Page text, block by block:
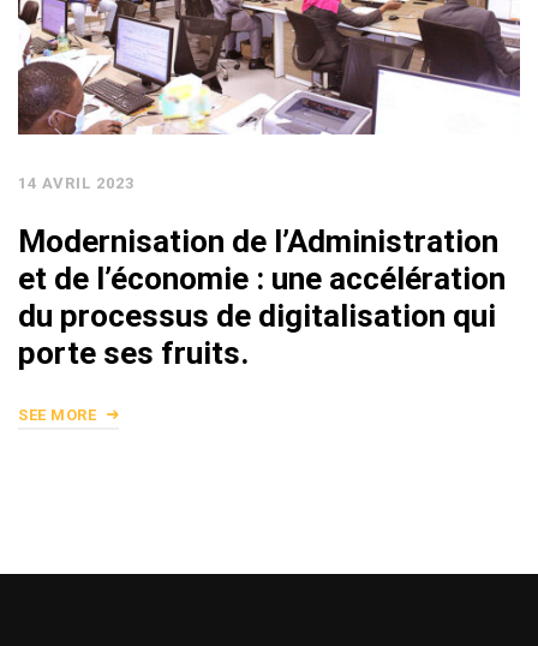
14 AVRIL 2023
Modernisation de l’Administration
et de l’économie : une accélération
du processus de digitalisation qui
porte ses fruits.
SEE MORE